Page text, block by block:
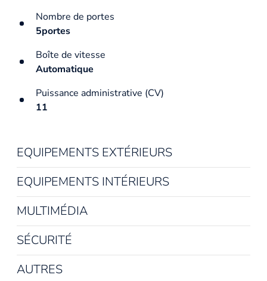
Nombre de portes
5portes
Boîte de vitesse
Automatique
Puissance administrative (CV)
11
EQUIPEMENTS EXTÉRIEURS
EQUIPEMENTS INTÉRIEURS
MULTIMÉDIA
SÉCURITÉ
AUTRES